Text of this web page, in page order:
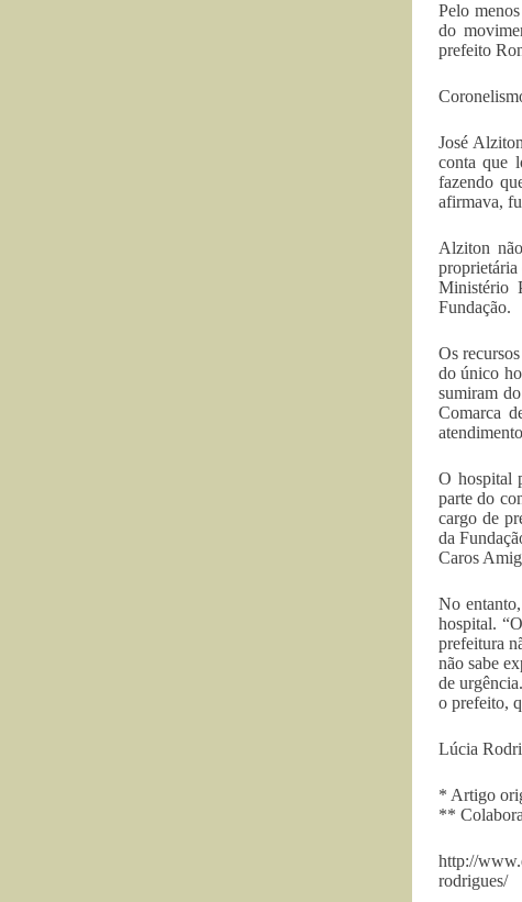
Pelo
do
prefeito
José
conta que
fazendo
afirmava,
Alziton
proprietária
Ministério
Fundação.
Os
do único
sumiram
Comarca
O hospital
parte do
cargo de
da
Caros
No
hospital.
prefeitura
não sabe
de
o prefeito,
Lúcia
* Artigo
**
http://
rodrigues/